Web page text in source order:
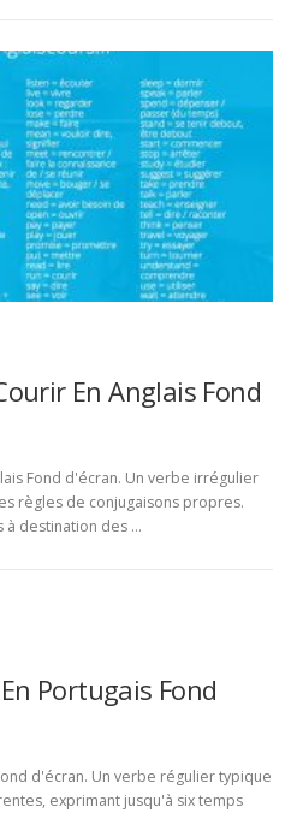
En Anglais Fond
Fond d'écran. Un verbe irrégulier
règles de conjugaisons propres.
à destination des …
Portugais Fond
d'écran. Un verbe régulier typique
exprimant jusqu'à six temps